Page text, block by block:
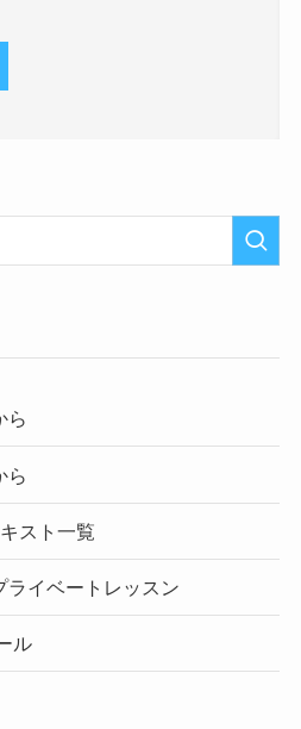
ら
ら
スト一覧
ライベートレッスン
ル